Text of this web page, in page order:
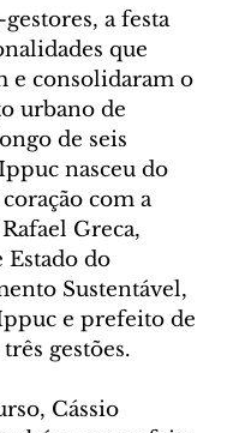
a festa
que
e consolidaram o
urbano de
de seis
nasceu do
com a
Greca,
Estado do
Sustentável,
e prefeito de
gestões.
Cássio